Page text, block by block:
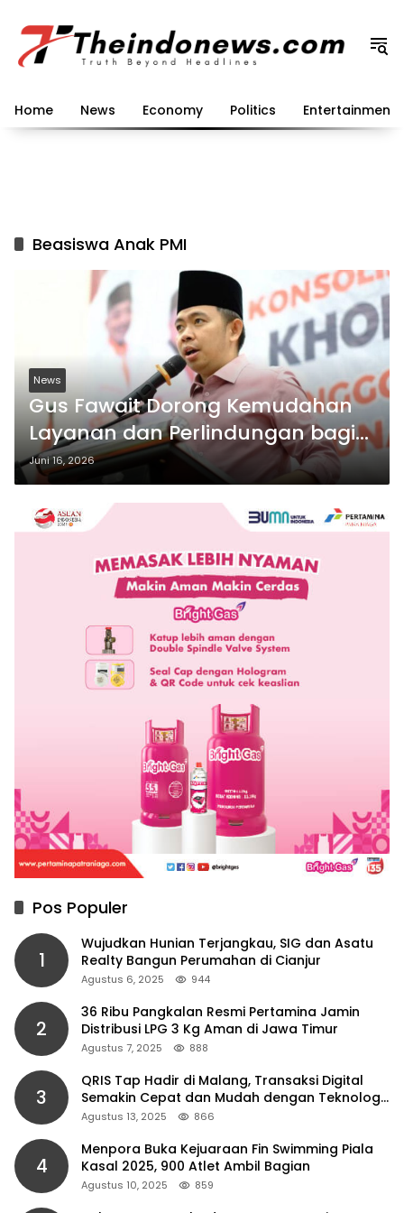
konten
Home News Economy Politics Entertainment
Beasiswa Anak PMI
News
Gus Fawait Dorong Kemudahan
Layanan dan Perlindungan bagi
Pekerja Migran Jember.
Juni 16, 2026
Pos Populer
1
Wujudkan Hunian Terjangkau, SIG dan Asatu
Realty Bangun Perumahan di Cianjur
Agustus 6, 2025 944
2
36 Ribu Pangkalan Resmi Pertamina Jamin
Distribusi LPG 3 Kg Aman di Jawa Timur
Agustus 7, 2025 888
3
QRIS Tap Hadir di Malang, Transaksi Digital
Semakin Cepat dan Mudah dengan Teknologi
NFC
Agustus 13, 2025 866
4
Menpora Buka Kejuaraan Fin Swimming Piala
Kasal 2025, 900 Atlet Ambil Bagian
Agustus 10, 2025 859